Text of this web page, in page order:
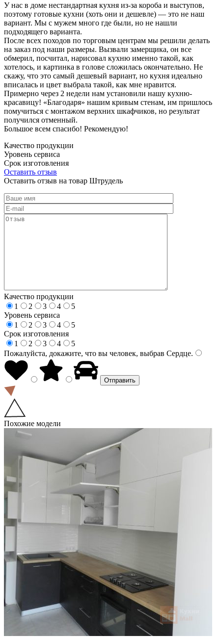
У нас в доме нестандартная кухня из-за короба и выступов,
поэтому готовые кухни (хоть они и дешевле) — это не наш
вариант. Мы с мужем много где были, но не нашли
подходящего варианта.
После всех походов по торговым центрам мы решили делать
на заказ под наши размеры. Вызвали замерщика, он все
обмерил, посчитал, нарисовал кухню именно такой, как
хотелось, и картинка в голове сложилась окончательно. Не
скажу, что это самый дешевый вариант, но кухня идеально
вписалась и цвет выбрала такой, как мне нравится.
Примерно через 2 недели нам установили нашу кухню-
красавицу! «Благодаря» нашим кривым стенам, им пришлось
помучиться с монтажом верхних шкафчиков, но результат
получился отменный.
Большое всем спасибо! Рекомендую!
Качество продукции
Уровень сервиса
Срок изготовления
Оставить отзыв
Оставить отзыв на товар Штрудель
Качество продукции
1
2 3 4
5
Уровень сервиса
1
2 3 4
5
Срок изготовления
1
2 3 4
5
Пожалуйста, докажите, что вы человек, выбрав Сердце.
Похожие модели